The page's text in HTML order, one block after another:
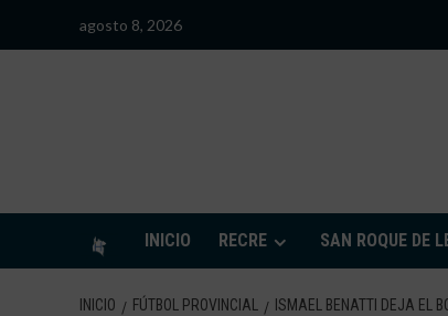
agosto 8, 2026
INICIO RECRE SAN ROQUE DE
INICIO FÚTBOL PROVINCIAL ISMAEL BENATTI DEJA EL